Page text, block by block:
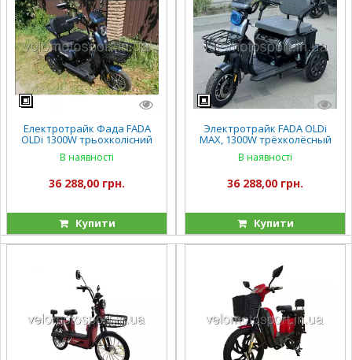
Електротрайк Фада FADA
OLDi 1300W трьохколісний
електроскутер
В наявності
36 288,00 грн.
Купити
Электротрайк FADA OLDi
MAX, 1300W трёхколёсный
электроскутер
В наявності
36 288,00 грн.
Купити